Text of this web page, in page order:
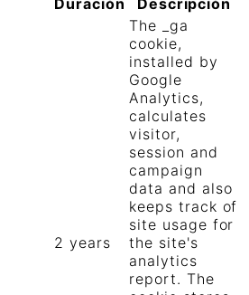
Duración Descripción
2 years
The _ga
cookie,
installed by
Google
Analytics,
calculates
visitor,
session and
campaign
data and also
keeps track of
site usage for
the site's
analytics
report. The